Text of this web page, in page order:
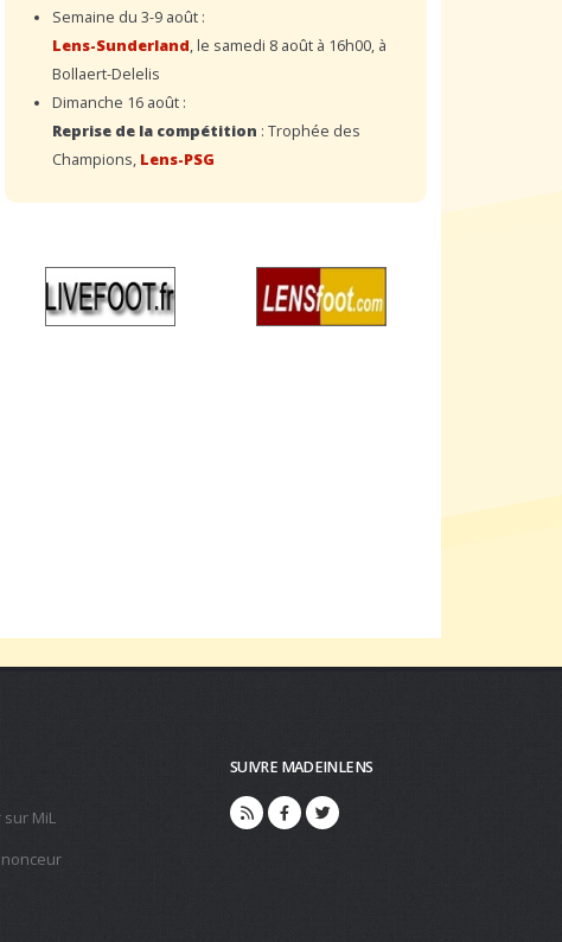
Semaine du 3-9 août :
Lens-Sunderland, le samedi 8 août à 16h00, à
Bollaert-Delelis
Dimanche 16 août :
Reprise de la compétition : Trophée des
Champions, Lens-PSG
MiL
SUIVRE MADEINLENS